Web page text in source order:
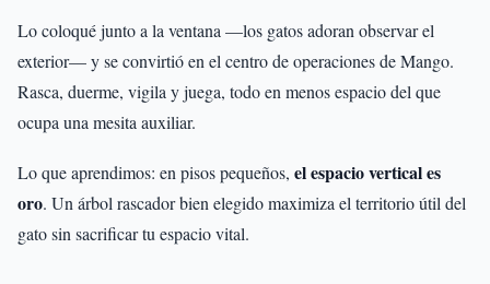
Lo coloqué junto a la ventana —los gatos adoran observar el
exterior— y se convirtió en el centro de operaciones de Mango.
Rasca, duerme, vigila y juega, todo en menos espacio del que
ocupa una mesita auxiliar.
Lo que aprendimos: en pisos pequeños, el espacio vertical es
oro. Un árbol rascador bien elegido maximiza el territorio útil del
gato sin sacrificar tu espacio vital.